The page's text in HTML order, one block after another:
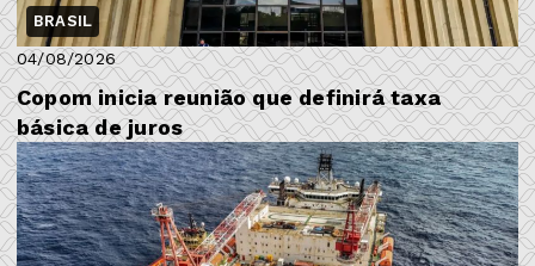
BRASIL
04/08/2026
Copom inicia reunião que definirá taxa
básica de juros